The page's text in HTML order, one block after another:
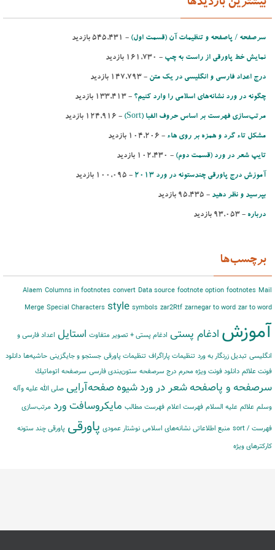
بیشترین بازدیدها
سرصفحه / پاصفحه و تنظیمات آن (قسمت اول) - ‌545,431 بازدید
نمایش خط پاورقی از راست به چپ - ‌161,730 بازدید
درج اعداد فارسی و انگلیسی در یك متن - ‌147,793 بازدید
چگونه در ورد نشانه‌های اسلامی را وارد کنیم؟ - ‌133,413 بازدید
مرتب‌‌سازی فهرست بر اساس حروف الفبا (Sort)‌ - ‌124,916 بازدید
مشكل تاء گرد و همزه بر روی هاء - ‌104,206 بازدید
تایپ شعر در ورد (قسمت دوم) - ‌102,430 بازدید
آموزش درج پاورقی چندستونه در ورد 2013 - ‌100,095 بازدید
بپرسید و نظر دهید - ‌95,435 بازدید
درباره - ‌93,053 بازدید
برچسب‌ها
Alaem Columns in footnotes convert Data source footnote option footnotes Mail
Merge Special Characters style symbols zar2Rtf zarnegar to word zar to word
آموزش ادغام پستی ادغام پستی + تصویر متفاوت استایل اعداد فارسی و
انگلیسی تبدیل زرنگار به ورد تنظیمات پاراگراف تنظیمات پاورقی جستجو و جایگزینی حاشیه‌‌ها دانلود
فونت علائم دانلود فونت ویژه محرم درج سرصفحه ستون‌بندی فارسی سرصفحه اتوماتیك
سرصفحه و پاصفحهشعر در وردشیوهصفحه‌آرایی صلی الله علیه وآله
وسلم علائم علیه السلام فهرست اعلام فهرست مطالب مایكروسافت ورد مرتب‌‌سازی
فهرست / sort منبع اطلاعاتی نشانه‌های اسلامی نوشتار عمودی پاورقی پاورقی چند ستونه
کارکترهای ویژه